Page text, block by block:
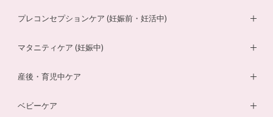
プレコンセプションケア (妊娠前・妊活中)
妊活サプリ
男性妊活サプリ
マタニティケア (妊娠中)
葉酸サプリ
ルイボスティー
産後・育児中ケア
DHA・EPAサプリ
ベビーケア